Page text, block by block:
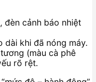
đèn cảnh báo nhiệt
dài khi đã nóng máy.
(màu cà phê
rõ rệt.